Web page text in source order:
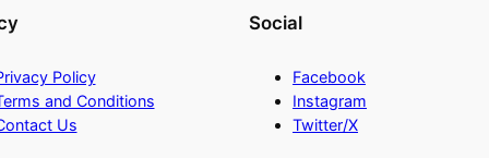
Policy
and Conditions
Us
Social
Facebook
Instagram
Twitter/X